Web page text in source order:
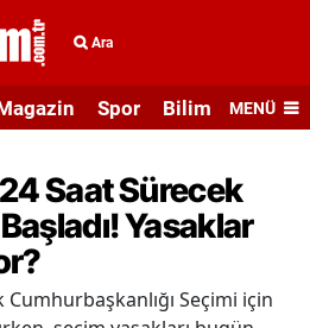
Ara
Spor Bilim veMENÜ
Saat Sürecek
Yasaklar
Cumhurbaşkanlığı Seçimi için